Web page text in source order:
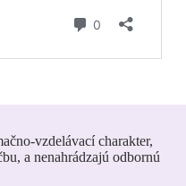
vzdelávací charakter,
a nenahrádzajú odbornú